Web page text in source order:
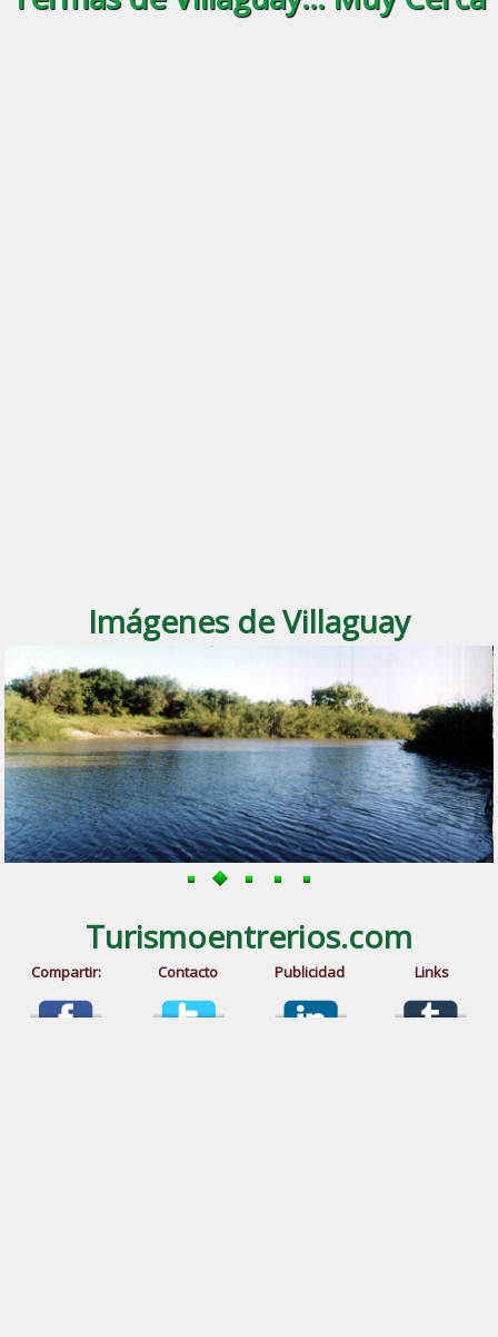
Imágenes de Villaguay
Turismoentrerios.com
Compartir: Contacto Publicidad Links